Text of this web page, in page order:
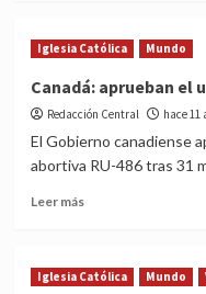
es
‘Perdón
de
Asís’:
Gana
el
de
Iglesia Católica Mundo
Canadá: aprueban el
Redacción Central hace 11
El Gobierno canadiense
abortiva RU-486 tras 31
Leer másRead
aprueban
Iglesia Católica Mundo